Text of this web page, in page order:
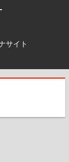
サイト